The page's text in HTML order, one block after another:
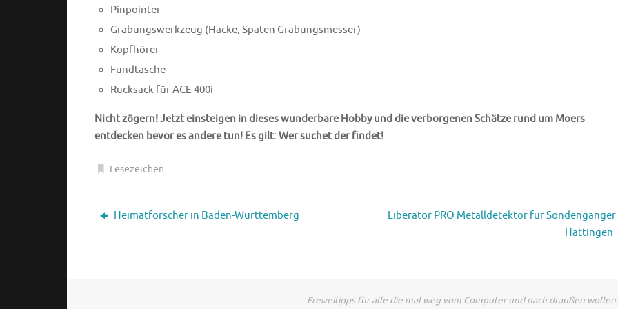
Pinpointer
Grabungswerkzeug (Hacke, Spaten Grabungsmesser)
Kopfhörer
Fundtasche
Rucksack für ACE 400i
Nicht zögern! Jetzt einsteigen in dieses wunderbare Hobby und die verborgenen Schätze rund um Moers
entdecken bevor es andere tun! Es gilt: Wer suchet der findet!
Lesezeichen.
Heimatforscher in Baden-Württemberg
Liberator PRO Metalldetektor für
Hattingen
Freizeitipps für alle die mal weg vom Computer und nach draußen